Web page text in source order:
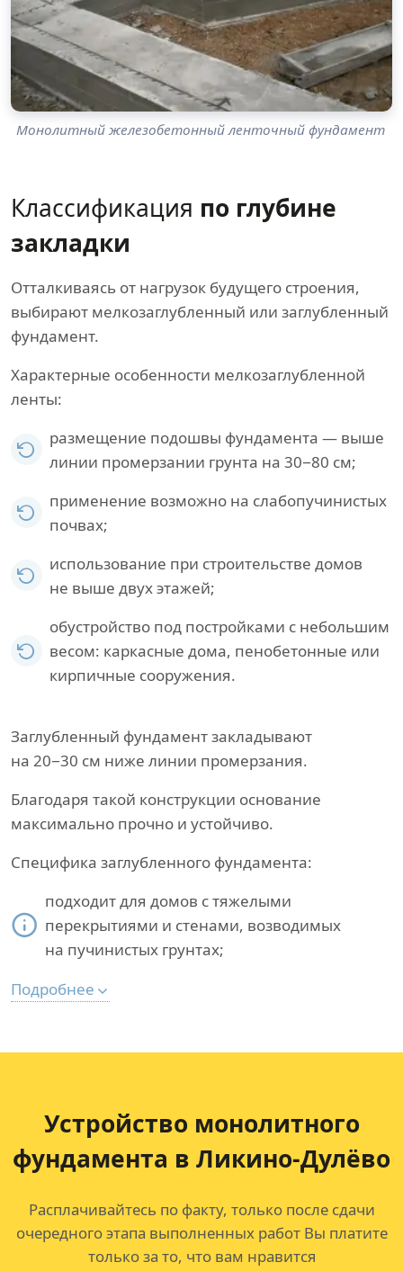
Монолитный железобетонный ленточный фундамент
Классификация по глубине
закладки
Отталкиваясь от нагрузок будущего строения,
выбирают мелкозаглубленный или заглубленный
фундамент.
Характерные особенности мелкозаглубленной
ленты:
размещение подошвы фундамента — выше
линии промерзании грунта на 30−80 см;
применение возможно на слабопучинистых
почвах;
использование при строительстве домов
не выше двух этажей;
обустройство под постройками с небольшим
весом: каркасные дома, пенобетонные или
кирпичные сооружения.
Заглубленный фундамент закладывают
на 20−30 см ниже линии промерзания.
Благодаря такой конструкции основание
максимально прочно и устойчиво.
Специфика заглубленного фундамента:
подходит для домов с тяжелыми
перекрытиями и стенами, возводимых
на пучинистых грунтах;
Подробнее
Устройство монолитного
фундамента в Ликино-Дулёво
Расплачивайтесь по факту, только после сдачи
очередного этапа выполненных работ Вы платите
только за то, что вам нравится